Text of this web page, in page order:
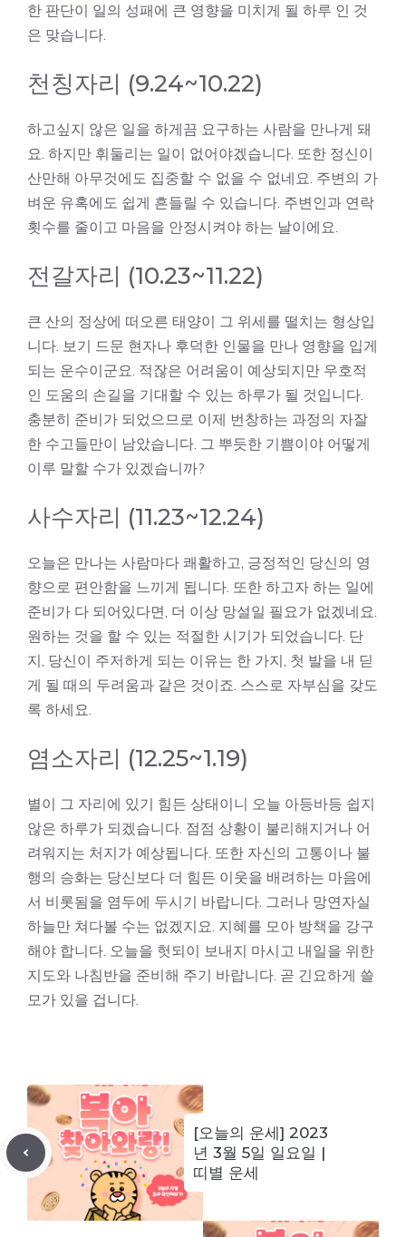
한 판단이 일의 성패에 큰 영향을 미치게 될 하루 인 것
은 맞습니다.
천칭자리 (9.24~10.22)
하고싶지 않은 일을 하게끔 요구하는 사람을 만나게 돼
요. 하지만 휘둘리는 일이 없어야겠습니다. 또한 정신이
산만해 아무것에도 집중할 수 없을 수 없네요. 주변의 가
벼운 유혹에도 쉽게 흔들릴 수 있습니다. 주변인과 연락
횟수를 줄이고 마음을 안정시켜야 하는 날이에요.
전갈자리 (10.23~11.22)
큰 산의 정상에 떠오른 태양이 그 위세를 떨치는 형상입
니다. 보기 드문 현자나 후덕한 인물을 만나 영향을 입게
되는 운수이군요. 적잖은 어려움이 예상되지만 우호적
인 도움의 손길을 기대할 수 있는 하루가 될 것입니다.
충분히 준비가 되었으므로 이제 번창하는 과정의 자잘
한 수고들만이 남았습니다. 그 뿌듯한 기쁨이야 어떻게
이루 말할 수가 있겠습니까?
사수자리 (11.23~12.24)
오늘은 만나는 사람마다 쾌활하고, 긍정적인 당신의 영
향으로 편안함을 느끼게 됩니다. 또한 하고자 하는 일에
준비가 다 되어있다면, 더 이상 망설일 필요가 없겠네요.
원하는 것을 할 수 있는 적절한 시기가 되었습니다. 단
지, 당신이 주저하게 되는 이유는 한 가지, 첫 발을 내 딛
게 될 때의 두려움과 같은 것이죠. 스스로 자부심을 갖도
록 하세요.
염소자리 (12.25~1.19)
별이 그 자리에 있기 힘든 상태이니 오늘 아등바등 쉽지
않은 하루가 되겠습니다. 점점 상황이 불리해지거나 어
려워지는 처지가 예상됩니다. 또한 자신의 고통이나 불
행의 승화는 당신보다 더 힘든 이웃을 배려하는 마음에
서 비롯됨을 염두에 두시기 바랍니다. 그러나 망연자실
하늘만 쳐다볼 수는 없겠지요. 지혜를 모아 방책을 강구
해야 합니다. 오늘을 헛되이 보내지 마시고 내일을 위한
지도와 나침반을 준비해 주기 바랍니다. 곧 긴요하게 쓸
모가 있을 겁니다.
[오늘의 운세] 2023
년 3월 5일 일요일 |
띠별 운세